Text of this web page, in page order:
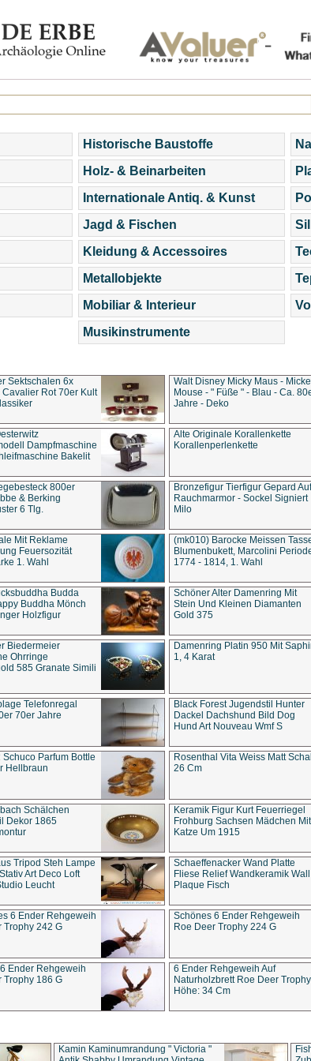
Historische Baustoffe
Holz- & Beinarbeiten
Internationale Antiq. & Kunst
Jagd & Fischen
Kleidung & Accessoires
Metallobjekte
Mobiliar & Interieur
Musikinstrumente
Sektschalen 6x
Cavalier Rot 70er Kult
Walt Disney Micky Maus -
Mouse - " Füße " - Blau - Ca.
Jahre - Deko
Dampfmaschine
Bakelit
Alte Originale Korallenkette
Korallenperlenkette
800er
& Berking
6 Tlg.
Bronzefigur Tierfigur Gepard Auf
Rauchmarmor - Sockel Signiert
Milo
Mit Reklame
Feuersozität
1. Wahl
(mk010) Barocke Meissen
Blumenbukett, Marcolini
1774 - 1814, 1. Wahl
Budda
Buddha Mönch
Holzfigur
Schöner Alter Damenring Mit
Stein Und Kleinen Diamanten
Gold 375
Biedermeier
Ohrringe
585 Granate Simili
Damenring Platin 950 Mit
1, 4 Karat
Telefonregal
70er Jahre
Black Forest Jugendstil Hunter
Dackel Dachshund Bild Dog
Hund Art Nouveau Wmf S
Schuco Parfum Bottle
Hellbraun
Rosenthal Vita Weiss Matt
26 Cm
Schälchen
Dekor 1865
Keramik Figur Kurt Feuerriegel
Frohburg Sachsen Mädchen Mit
Katze Um 1915
Tripod Steh Lampe
Art Deco Loft
Leucht
Schaeffenacker Wand Platte
Fliese Relief Wandkeramik Wall
Plaque Fisch
6 Ender Rehgeweih
Trophy 242 G
Schönes 6 Ender Rehgeweih
Roe Deer Trophy 224 G
Ender Rehgeweih
Trophy 186 G
6 Ender Rehgeweih Auf
Naturholzbrett Roe Deer Trophy
Höhe: 34 Cm
Kamin Kaminumrandung " Victoria "